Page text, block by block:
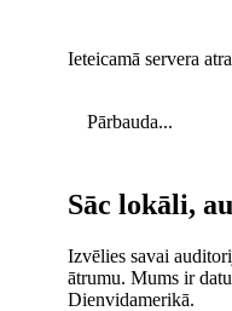
Ieteicamā servera
Pārbauda...
Sāc lokāli,
Izvēlies savai
ātrumu. Mums ir
Dienvidamerikā.